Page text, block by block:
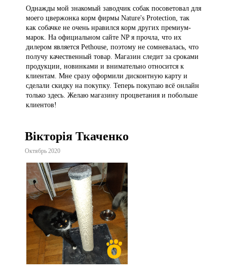
Однажды мой знакомый заводчик собак посоветовал для
моего цвержонка корм фирмы Nature's Protection, так
как собачке не очень нравился корм других премиум-
марок. На официальном сайте NP я прочла, что их
дилером является Pethouse, поэтому не сомневалась, что
получу качественный товар. Магазин следит за сроками
продукции, новинками и внимательно относится к
клиентам. Мне сразу оформили дисконтную карту и
сделали скидку на покупку. Теперь покупаю всё онлайн
только здесь. Желаю магазину процветания и побольше
клиентов!
Вікторія Ткаченко
Октябрь 2020